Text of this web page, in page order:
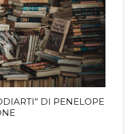
DI PENELOPE